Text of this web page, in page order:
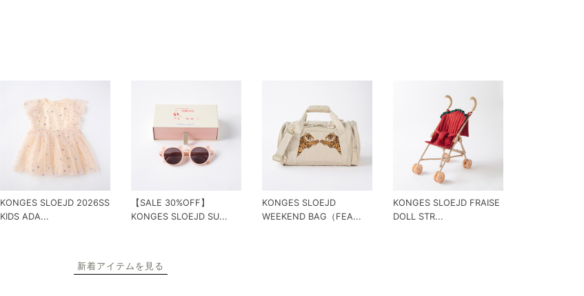
KONGES SLOEJD 2026SS
KIDS ADA...
【SALE 30%OFF】
KONGES SLOEJD SU...
KONGES SLOEJD
WEEKEND BAG（FEA...
KONGES SLOEJD FRAISE
DOLL STR...
新着アイテムを見る